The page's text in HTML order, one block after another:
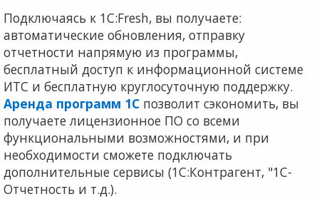
Подключаясь к 1С:Fresh, вы получаете:
автоматические обновления, отправку
отчетности напрямую из программы,
бесплатный доступ к информационной системе
ИТС и бесплатную круглосуточную поддержку.
Аренда программ 1С позволит сэкономить, вы
получаете лицензионное ПО со всеми
функциональными возможностями, и при
необходимости сможете подключать
дополнительные сервисы (1С:Контрагент, "1С-
Отчетность и т.д.).